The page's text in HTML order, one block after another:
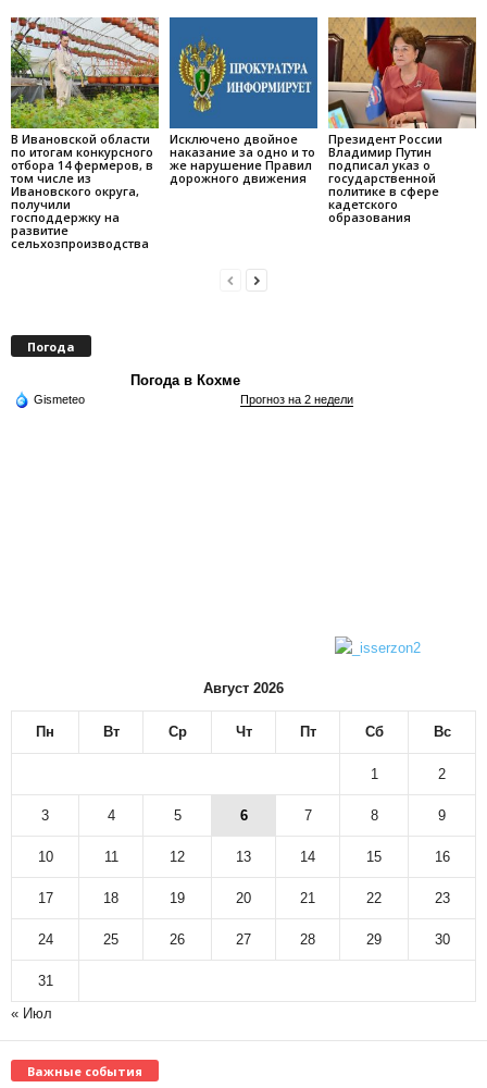
В Ивановской области
по итогам конкурсного
отбора 14 фермеров, в
том числе из
Ивановского округа,
получили
господдержку на
развитие
сельхозпроизводства
Исключено двойное
наказание за одно и то
же нарушение Правил
дорожного движения
Президент России
Владимир Путин
подписал указ о
государственной
политике в сфере
кадетского
образования
Погода
Погода в Кохме
Gismeteo Прогноз на 2 недели
Август 2026
Пн Вт Ср Чт Пт Сб Вс
1 2
3 4 5 6 7 8 9
10 11 12 13 14 15 16
17 18 19 20 21 22 23
24 25 26 27 28 29 30
31
« Июл
Важные события